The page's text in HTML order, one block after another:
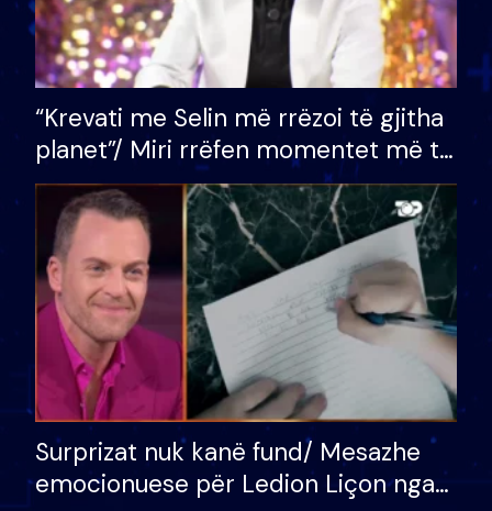
“Krevati me Selin më rrëzoi të gjitha
planet”/ Miri rrëfen momentet më të
bukura në shtëpinë e BB VIP: Do më
mungojë zilja e mëngjesit kur…
Surprizat nuk kanë fund/ Mesazhe
emocionuese për Ledion Liçon nga